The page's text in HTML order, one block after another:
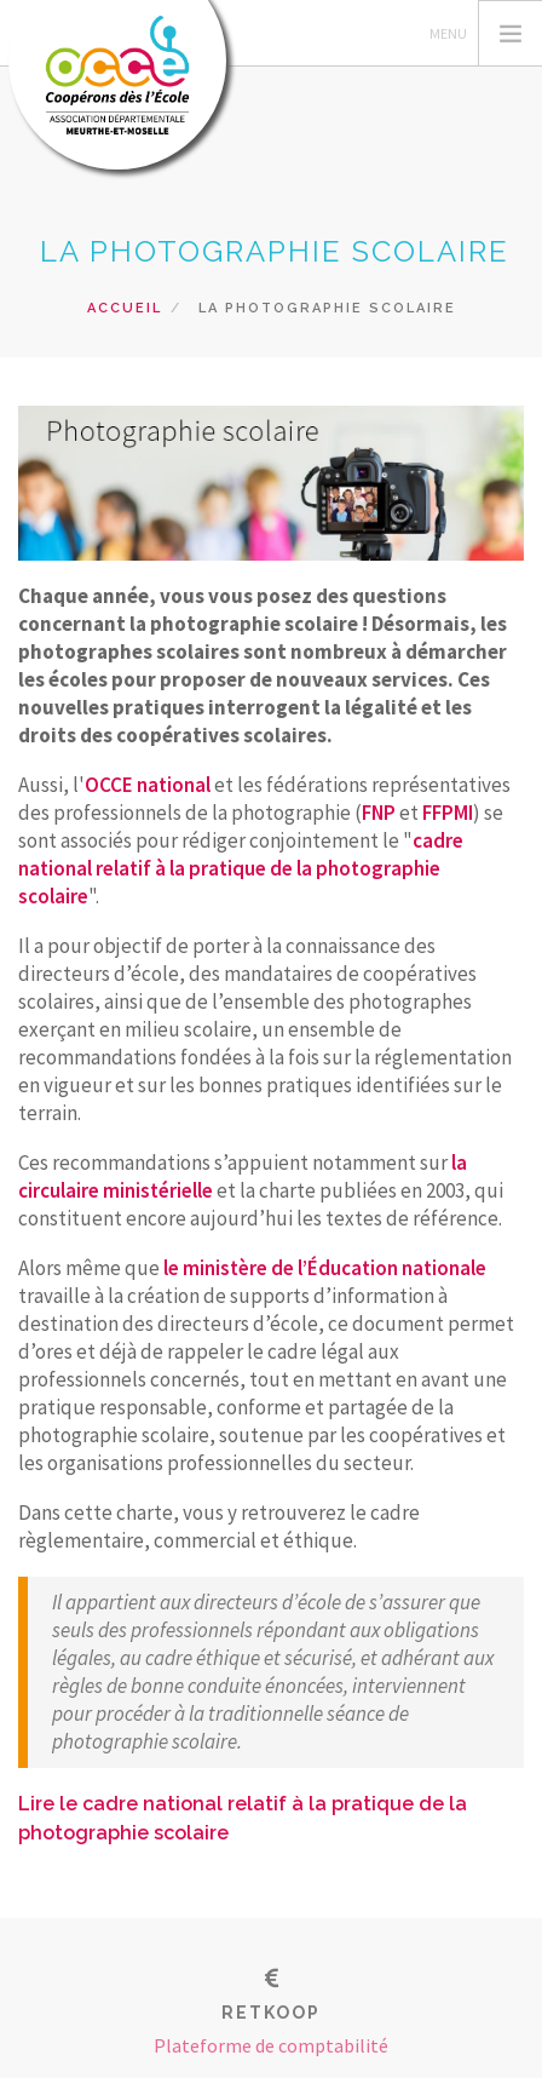
GERER SA COOPERATIVE
ACTUALITES
CONTACT
LA PHOTOGRAPHIE SCOLAIRE
ACCUEIL LA PHOTOGRAPHIE SCOLAIRE
Chaque année, vous vous posez des questions
concernant la photographie scolaire ! Désormais, les
photographes scolaires sont nombreux à démarcher
les écoles pour proposer de nouveaux services. Ces
nouvelles pratiques interrogent la légalité et les
droits des coopératives scolaires.
Aussi, l'OCCE nationalet les fédérations représentatives
des professionnels de la photographie (FNPet FFPMI) se
sont associés pour rédiger conjointement le "cadre
national relatif à la pratique de la photographie
scolaire".
Il a pour objectif de porter à la connaissance des
directeurs d’école, des mandataires de coopératives
scolaires, ainsi que de l’ensemble des photographes
exerçant en milieu scolaire, un ensemble de
recommandations fondées à la fois sur la réglementation
en vigueur et sur les bonnes pratiques identifiées sur le
terrain.
Ces recommandations s’appuient notamment surla
circulaire ministérielleet la charte publiées en 2003, qui
constituent encore aujourd’hui les textes de référence.
Alors même que le ministère de l’Éducation nationale
travaille à la création de supports d’information à
destination des directeurs d’école, ce document permet
d’ores et déjà de rappeler le cadre légal aux
professionnels concernés, tout en mettant en avant une
pratique responsable, conforme et partagée de la
photographie scolaire, soutenue par les coopératives et
les organisations professionnelles du secteur.
Dans cette charte, vous y retrouverez le cadre
règlementaire, commercial et éthique.
Il appartient aux directeurs d’école de s’assurer que
seuls des professionnels répondant aux obligations
légales, au cadre éthique et sécurisé, et adhérant aux
règles de bonne conduite énoncées, interviennent
pour procéder à la traditionnelle séance de
photographie scolaire.
Lire le cadre national relatif à la pratique de la
photographie scolaire
RETKOOP
Plateforme de comptabilité